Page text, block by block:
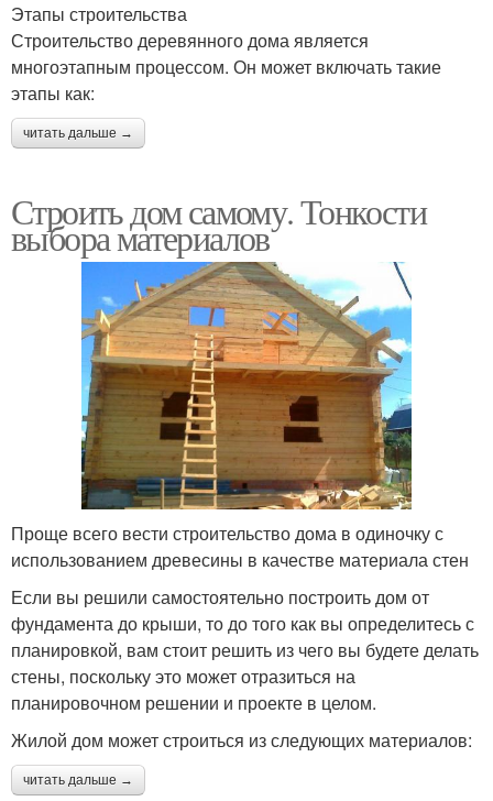
Этапы строительства
Строительство деревянного дома является
многоэтапным процессом. Он может включать такие
этапы как:
читать дальше →
Строить дом самому. Тонкости
выбора материалов
Проще всего вести строительство дома в одиночку с
использованием древесины в качестве материала стен
Если вы решили самостоятельно построить дом от
фундамента до крыши, то до того как вы определитесь с
планировкой, вам стоит решить из чего вы будете делать
стены, поскольку это может отразиться на
планировочном решении и проекте в целом.
Жилой дом может строиться из следующих материалов:
читать дальше →